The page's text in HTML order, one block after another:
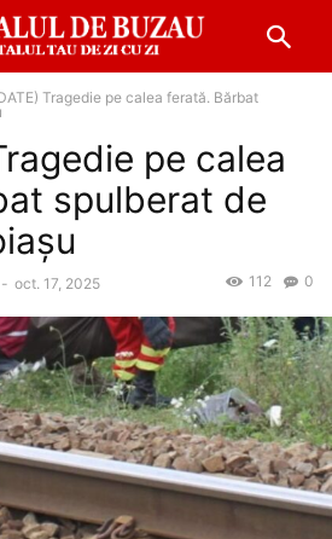
Tragedie pe calea ferată. Bărbat
pe calea
spulberat de
- oct. 17, 2025 0
112